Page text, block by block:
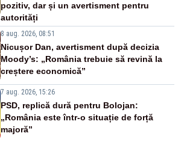
pozitiv, dar și un avertisment pentru
autorități
8 aug. 2026, 08:51
Nicușor Dan, avertisment după decizia
Moody’s: „România trebuie să revină la
creștere economică”
7 aug. 2026, 15:26
PSD, replică dură pentru Bolojan:
„România este într-o situație de forță
majoră”